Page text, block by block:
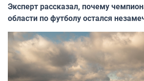
Эксперт рассказал, почему
области по футболу остался